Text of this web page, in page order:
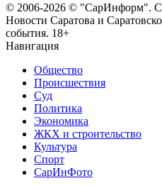
© 2006-2026 © "СарИнформ".
Новости Саратова и
события. 18+
Навигация
Общество
Происшествия
Суд
Политика
Экономика
ЖКХ и строительство
Культура
Спорт
СарИнФото